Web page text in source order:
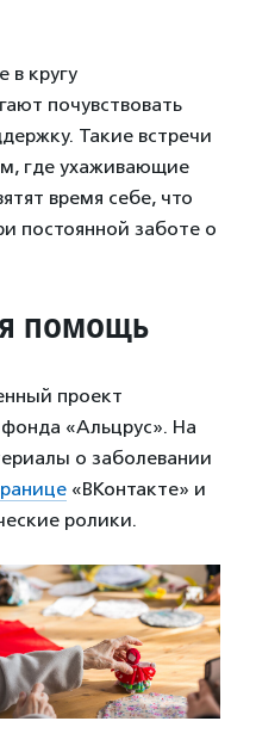
в кругу
почувствовать
Такие встречи
где ухаживающие
время себе, что
постоянной заботе о
помощь
проект
«Альцрус». На
о заболевании
«ВКонтакте» и
ролики.